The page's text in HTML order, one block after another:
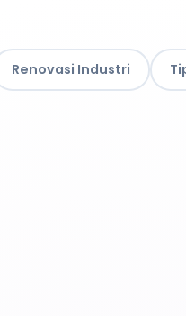
Renovasi Industri